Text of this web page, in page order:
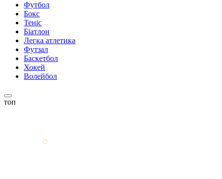
Футбол
Бокс
Теніс
Біатлон
Легка атлетика
Футзал
Баскетбол
Хокей
Волейбол
топ